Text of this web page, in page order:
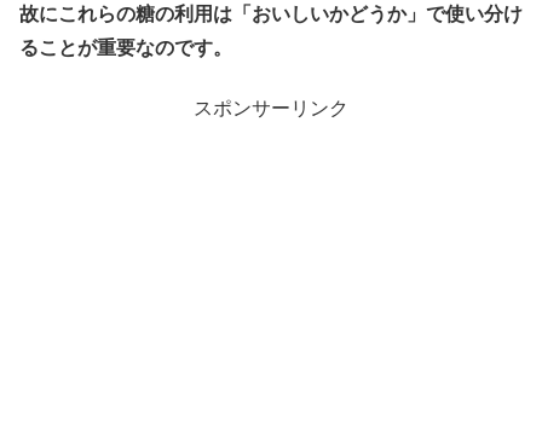
故にこれらの糖の利用は「おいしいかどうか」で使い分け
ることが重要なのです。
スポンサーリンク